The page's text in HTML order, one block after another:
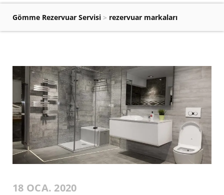
Gömme Rezervuar Servisi > rezervuar markaları
18 OCA. 2020